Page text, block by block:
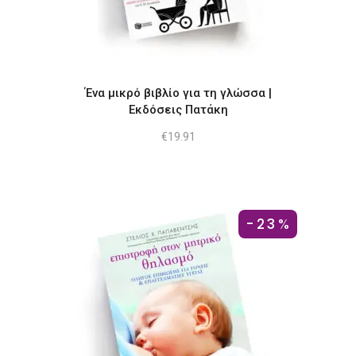
Ένα μικρό βιβλίο για τη γλώσσα |
Εκδόσεις Πατάκη
€19.91
-23%